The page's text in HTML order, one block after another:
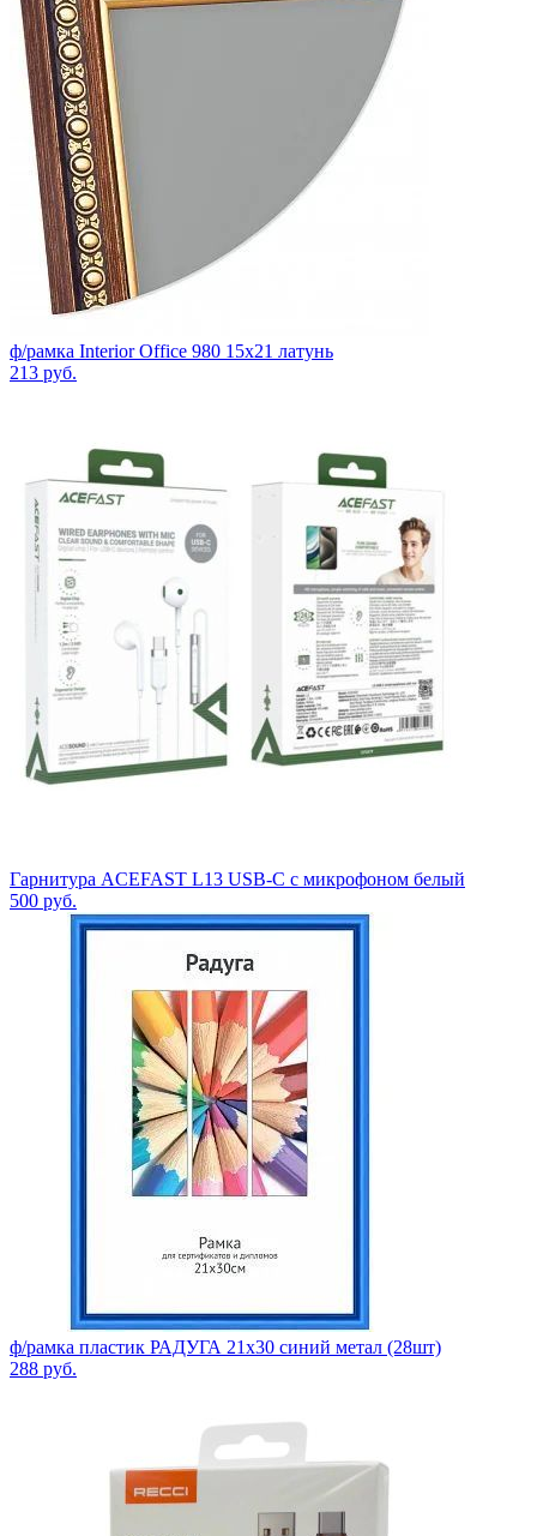
ф/рамка Interior Office 980 15х21 латунь
213 руб.
Гарнитура ACEFAST L13 USB-C с микрофоном белый
500 руб.
ф/рамка пластик РАДУГА 21х30 синий метал (28шт)
288 руб.